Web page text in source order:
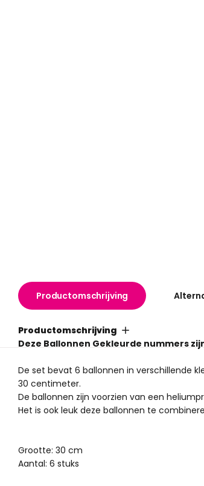
Productomschrijving
Productomschrijving
Deze Ballonnen Gekleurde nummers
De set bevat 6 ballonnen in verschillende
30 centimeter.
De ballonnen zijn voorzien van een
Het is ook leuk deze ballonnen te
Grootte: 30 cm
Aantal: 6 stuks